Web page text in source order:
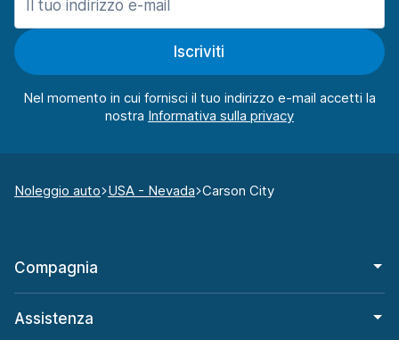
Iscriviti
Nel momento in cui fornisci il tuo indirizzo e-mail accetti la
nostra
Noleggio auto USA - Nevada Carson City
Compagnia
Assistenza